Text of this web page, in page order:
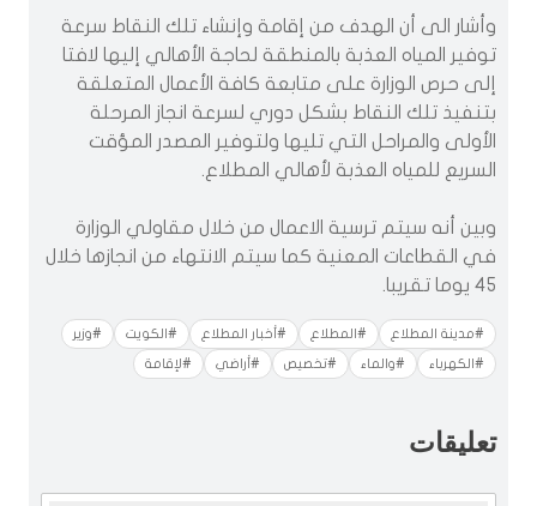
وأشار الى أن الهدف من إقامة وإنشاء تلك النقاط سرعة
توفير المياه العذبة بالمنطقة لحاجة الأهالي إليها لافتا
إلى حرص الوزارة على متابعة كافة الأعمال المتعلقة
بتنفيذ تلك النقاط بشكل دوري لسرعة انجاز المرحلة
الأولى والمراحل التي تليها ولتوفير المصدر المؤقت
السريع للمياه العذبة لأهالي المطلاع.
وبين أنه سيتم ترسية الاعمال من خلال مقاولي الوزارة
في القطاعات المعنية كما سيتم الانتهاء من انجازها خلال
45 يوما تقريبا.
#مدينة المطلاع #المطلاع #أخبار المطلاع #الكويت #وزير
#الكهرباء #والماء #تخصيص #أراضي #لإقامة
تعليقات